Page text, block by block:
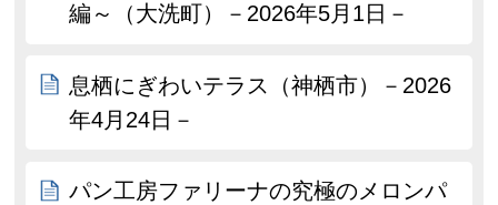
編～（大洗町）－2026年5月1日－
息栖にぎわいテラス（神栖市）－2026
年4月24日－
パン工房ファリーナの究極のメロンパ